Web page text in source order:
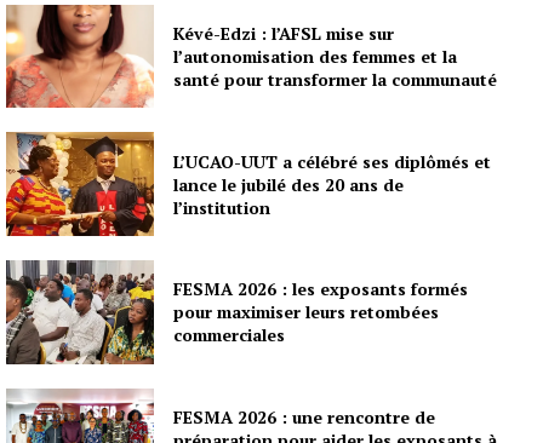
Kévé-Edzi : l’AFSL mise sur
l’autonomisation des femmes et la
santé pour transformer la communauté
L’UCAO-UUT a célébré ses diplômés et
lance le jubilé des 20 ans de
l’institution
FESMA 2026 : les exposants formés
pour maximiser leurs retombées
commerciales
FESMA 2026 : une rencontre de